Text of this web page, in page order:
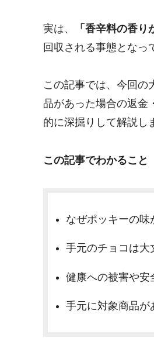
実は、 「香辛料の香り
回収される事態となっ
この記事では、今回の
品があった場合の返金
的に深掘りして解説し
この記事でわかること
なぜポッキーの味
手元のチョコは大
健康への被害や安
手元に対象商品が